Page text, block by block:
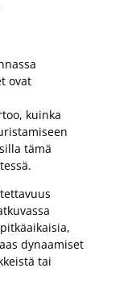
ovat
kuinka
tämä
dynaamiset
tai